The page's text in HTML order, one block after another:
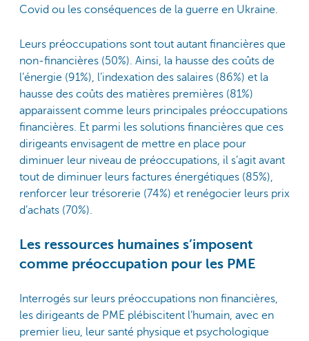
Covid ou les conséquences de la guerre en Ukraine.
Leurs préoccupations sont tout autant​ financières que
non-financières (50%). Ainsi, la hausse des coûts de
l’énergie (91%), l’indexation des salaires (86%) et la
hausse des coûts des matières premières (81%)
apparaissent comme leurs principales préoccupations
financières. Et parmi les solutions financières que ces
dirigeants envisagent de mettre en place pour
diminuer leur niveau de préoccupations, il s’agit avant
tout de diminuer leurs factures énergétiques (85%),
renforcer leur trésorerie (74%) et renégocier leurs prix
d’achats (70%).
Les ressources humaines s’imposent
comme préoccupation pour les PME
Interrogés sur leurs préoccupations non financières,
les dirigeants de PME plébiscitent l’humain, avec en
premier lieu, leur santé physique et psychologique